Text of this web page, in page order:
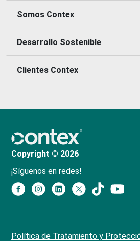
Somos Contex
Desarrollo Sostenible
Clientes Contex
Copyright © 2026
¡Síguenos en redes!
Política de Tratamiento y